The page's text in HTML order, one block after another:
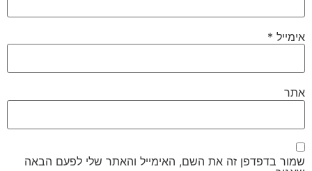
אימייל *
אתר
שמור בדפדפן זה את השם, האימייל והאתר שלי לפעם הבאה